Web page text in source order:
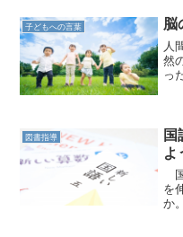
じ
子どもへの言葉 脳
人
然
っ
図書指導
国
よ
を
か。